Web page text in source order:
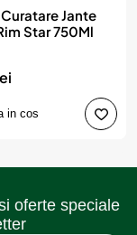
Jante
Star 750Ml
in cos
oferte speciale